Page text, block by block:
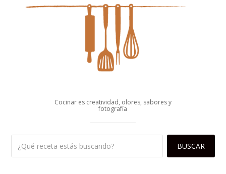
Cocinar es creatividad, olores, sabores y
fotografía